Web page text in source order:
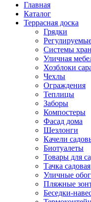
Главная
Каталог
Террасная доска
Грядки
Системы
Уличная
Хозблоки
Чехлы
Ограждения
Теплицы
Заборы
Компостеры
Фасад дома
Шезлонги
Качели
Биотуалеты
Товары для
Тачка садовая
Уличные
Пляжные
Беседки-